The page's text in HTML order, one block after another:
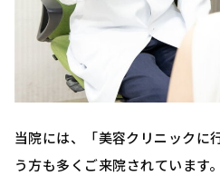
当院には、「美容クリニックに
う方も多くご来院されています